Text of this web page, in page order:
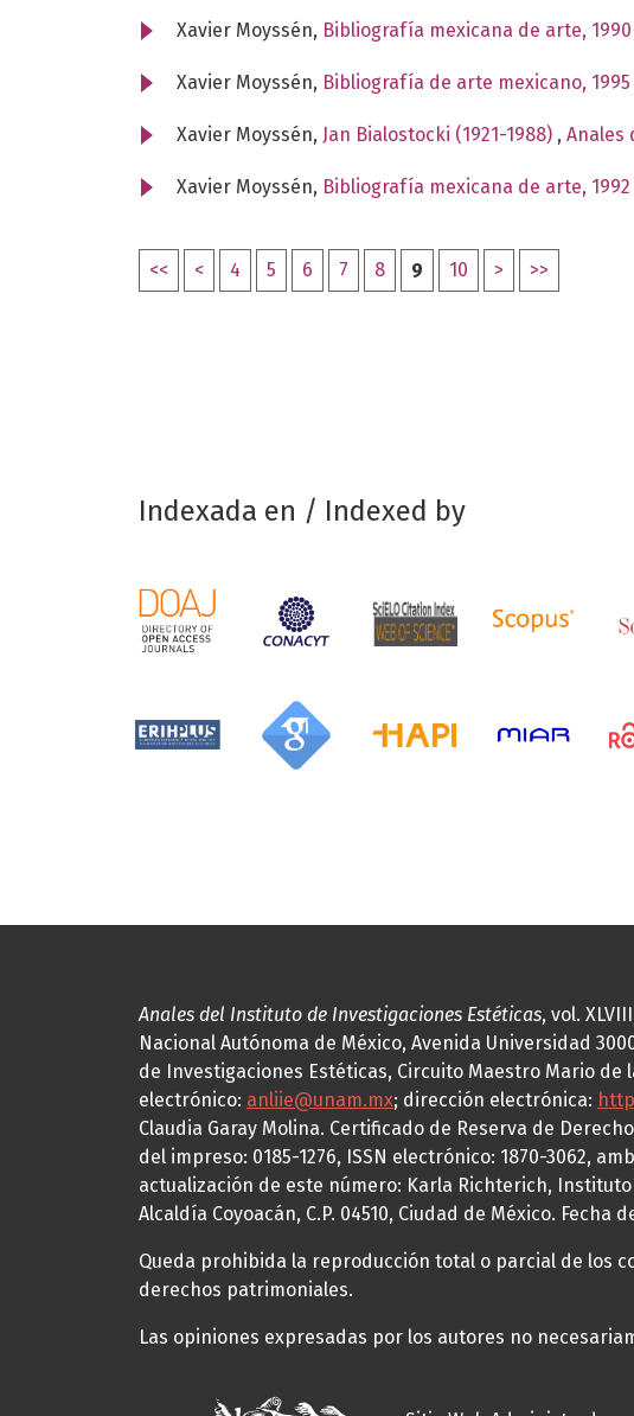
Xavier Moyssén, Bibliografía mexicana de arte, 1990
Xavier Moyssén, Bibliografía de arte mexicano, 1995
Xavier Moyssén, Jan Bialostocki (1921-1988) , Anales
Xavier Moyssén, Bibliografía mexicana de arte, 1992
<< < 4 5 6 7 8 9 10 > >>
Indexada en / Indexed by
Anales del Instituto de Investigaciones Estéticas, vol.
Nacional Autónoma de México, Avenida Universidad
de Investigaciones Estéticas, Circuito Maestro Mario de
electrónico: anliie@unam.mx; dirección electrónica:
Claudia Garay Molina. Certificado de Reserva de
del impreso: 0185-1276, ISSN electrónico: 1870-3062,
actualización de este número: Karla Richterich,
Alcaldía Coyoacán, C.P. 04510, Ciudad de México.
Queda prohibida la reproducción total o parcial de los
derechos patrimoniales.
Las opiniones expresadas por los autores no